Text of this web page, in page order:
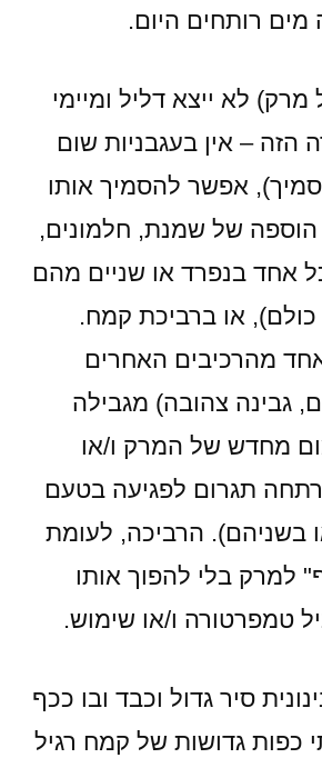
רותחים היום.
לא ייצא דליל ומיימי
הזה – אין בעגבניות שום
אפשר להסמיך אותו
של שמנת, חלמונים,
אחד בנפרד או שניים מהם
כולם), או ברביכת קמח.
מהרכיבים האחרים
גבינה צהובה) מגבילה
מחדש של המרק ו/או
תגרום לפגיעה בטעם
בשניהם). הרביכה, לעומת
למרק בלי להפוך אותו
טמפרטורה ו/או שימוש.
סיר גדול וכבד ובו ככף
כפות גדושות של קמח רגיל